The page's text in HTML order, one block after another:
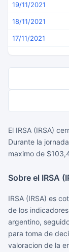
19/11/2021
18/11/2021
17/11/2021
El IRSA (IRSA)
Durante la
maximo de
Sobre el IRSA
IRSA (IRSA) es
de los
argentino,
para toma de
valoracion de la